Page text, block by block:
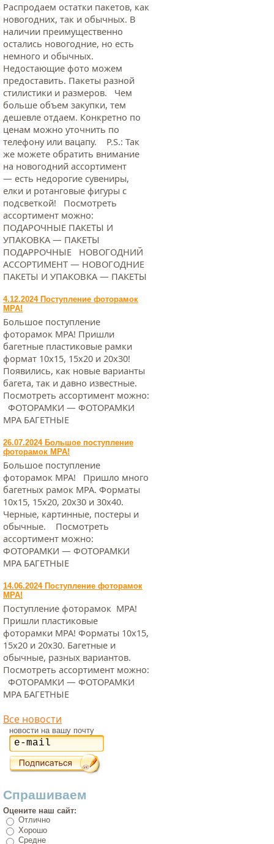
Распродаем остатки пакетов, как
новогодних, так и обычных. В
наличии преимущественно
остались новогодние, но есть
немного и обычных.
Недостающие фото можем
предоставить. Пакеты разной
стилистики и размеров. Чем
больше объем закупки, тем
дешевле отдаем. Конкретно по
ценам можно уточнить по
телефону или вацапу. Р.S.: Так
же можете обратить внимание
на новогодний ассортимент
— есть недорогие сувениры,
елки и ротанговые фигуры с
подсветкой! Посмотреть
ассортимент можно:
ПОДАРОЧНЫЕ ПАКЕТЫ И
УПАКОВКА — ПАКЕТЫ
ПОДАРРОЧНЫЕ НОВОГОДНИЙ
АССОРТИМЕНТ — НОВОГОДНИЕ
ПАКЕТЫ И УПАКОВКА — ПАКЕТЫ
4.12.2024 Поступление фоторамок
МРА!
Большое поступление
фоторамок МРА! Пришли
багетные пластиковые рамки
формат 10х15, 15х20 и 20х30!
Появились, как новые варианты
багета, так и давно известные.
Посмотреть ассортимент можно:
ФОТОРАМКИ — ФОТОРАМКИ
МРА БАГЕТНЫЕ
26.07.2024 Большое поступление
фоторамок МРА!
Большое поступление
фоторамок МРА! Пришло много
багетных рамок МРА. Форматы
10х15, 15х20, 20х30 и 30х40.
Черные, картинные, постеры и
обычные. Посмотреть
ассортимент можно:
ФОТОРАМКИ — ФОТОРАМКИ
МРА БАГЕТНЫЕ
14.06.2024 Поступление фоторамок
МРА!
Поступление фоторамок МРА!
Пришли пластиковые
фоторамки МРА! Форматы 10х15,
15х20 и 20х30. Багетные и
обычные, разных вариантов.
Посмотреть ассортимент можно:
ФОТОРАМКИ — ФОТОРАМКИ
МРА БАГЕТНЫЕ
Все новости
новости на вашу почту
Спрашиваем
Оцените наш сайт:
Отлично
Хорошо
Средне